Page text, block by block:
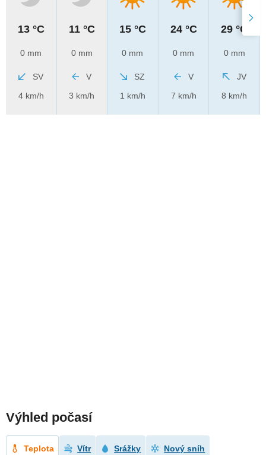
13 °C
0 mm
SV
4 km/h
11 °C
0 mm
V
3 km/h
15 °C
0 mm
SZ
1 km/h
24 °C
0 mm
V
7 km/h
29 °C
0 mm
JV
8 km/h
Výhled počasí
Teplota Vítr Srážky Nový sníh